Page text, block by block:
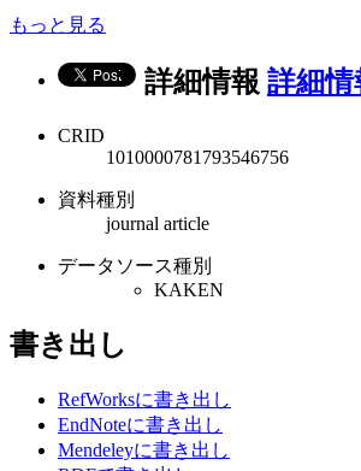
もっと見る
詳細情報 詳細
CRID
1010000781793546756
資料種別
journal article
データソース種別
KAKEN
書き出し
RefWorksに書き出し
EndNoteに書き出し
Mendeleyに書き出し